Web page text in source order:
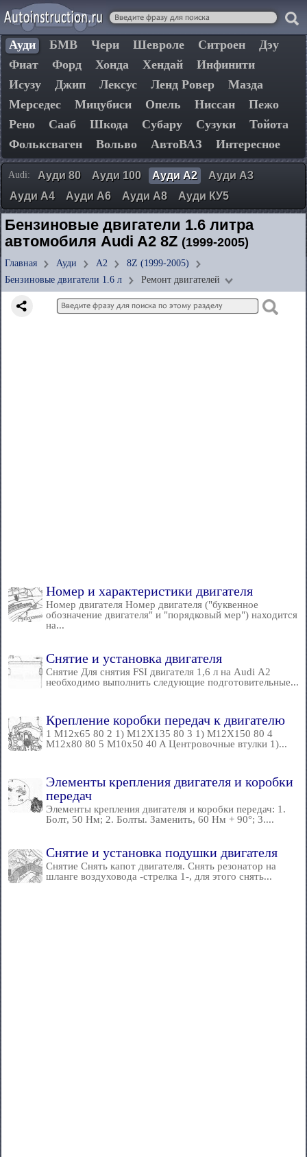
Ауди БМВ Чери Шевроле Ситроен
Дэу
Фиат
Форд Хонда Хендай
Инфинити
Исузу
Джип Лексус Ленд Ровер
Мазда
Мерседес
Мицубиси Опель Ниссан
Пежо
Рено
Сааб Шкода Субару Сузуки
Тойота
Фольксваген
Вольво АвтоВАЗ Интересное
Audi: Ауди 80 Ауди 100 Ауди А2
Ауди А3
Ауди А4
Ауди А6 Ауди А8 Ауди КУ5
Бензиновые двигатели 1.6 литра
автомобиля Audi A2 8Z (1999-2005)
Главная Ауди А2
8Z (1999-2005)
Бензиновые двигатели 1.6 л
Ремонт двигателей
Номер и характеристики двигателя
Номер двигателя Номер двигателя ("буквенное
обозначение двигателя" и "порядковый мер") находится
на...
Снятие и установка двигателя
Снятие Для снятия FSI двигателя 1,6 л на Audi А2
необходимо выполнить следующие подготовительные...
Крепление коробки передач к двигателю
1 M12x65 80 2 1) M12X135 80 3 1) M12X150 80 4
M12x80 80 5 M10x50 40 A Центровочные втулки 1)...
Элементы крепления двигателя и коробки
передач
Элементы крепления двигателя и коробки передач: 1.
Болт, 50 Нм; 2. Болты. Заменить, 60 Нм + 90°; 3....
Снятие и установка подушки двигателя
Снятие Снять капот двигателя. Снять резонатор на
шланге воздуховода -стрелка 1-, для этого снять...